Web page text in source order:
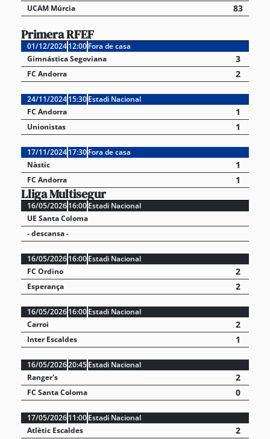
UCAM Múrcia 83
Primera RFEF
01/12/202412:00Fora de casa
Gimnástica Segoviana
3
FC Andorra 2
24/11/202415:30Estadi Nacional
FC Andorra
1
Unionistas 1
17/11/202417:30Fora de casa
Nàstic
1
FC Andorra 1
Lliga Multisegur
16/05/202616:00Estadi Nacional
UE Santa Coloma
- descansa -
16/05/202616:00Estadi Nacional
FC Ordino
2
Esperança 2
16/05/202616:00Estadi Nacional
Carroi
2
Inter Escaldes 1
16/05/202620:45Estadi Nacional
Ranger's
2
FC Santa Coloma 0
17/05/202611:00Estadi Nacional
Atlètic Escaldes
2